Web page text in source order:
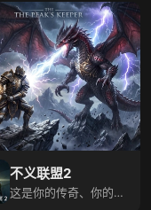
不义联盟2
这是你的传奇、你的征